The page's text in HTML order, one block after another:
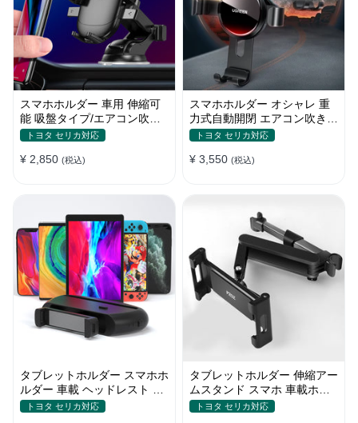
スマホホルダー 車用 伸縮可
能 吸盤タイプ/エアコン吹き
出し口 角度調整 片手操作 全
トヨタ セリカ対応
¥ 2,850 (税込)
スマホホルダー オシャレ 重
力式自動開閉 エアコン吹き出
し口用 片手操作 全機種 車
トヨタ セリカ対応
¥ 3,550 (税込)
タブレットホルダー スマホホ
ルダー 車載 ヘッドレスト 後
部座席 ipad カー用品
トヨタ セリカ対応
タブレットホルダー 伸縮アー
ムスタンド スマホ 車載ホル
ダー ipad 角度・高さ調整
トヨタ セリカ対応